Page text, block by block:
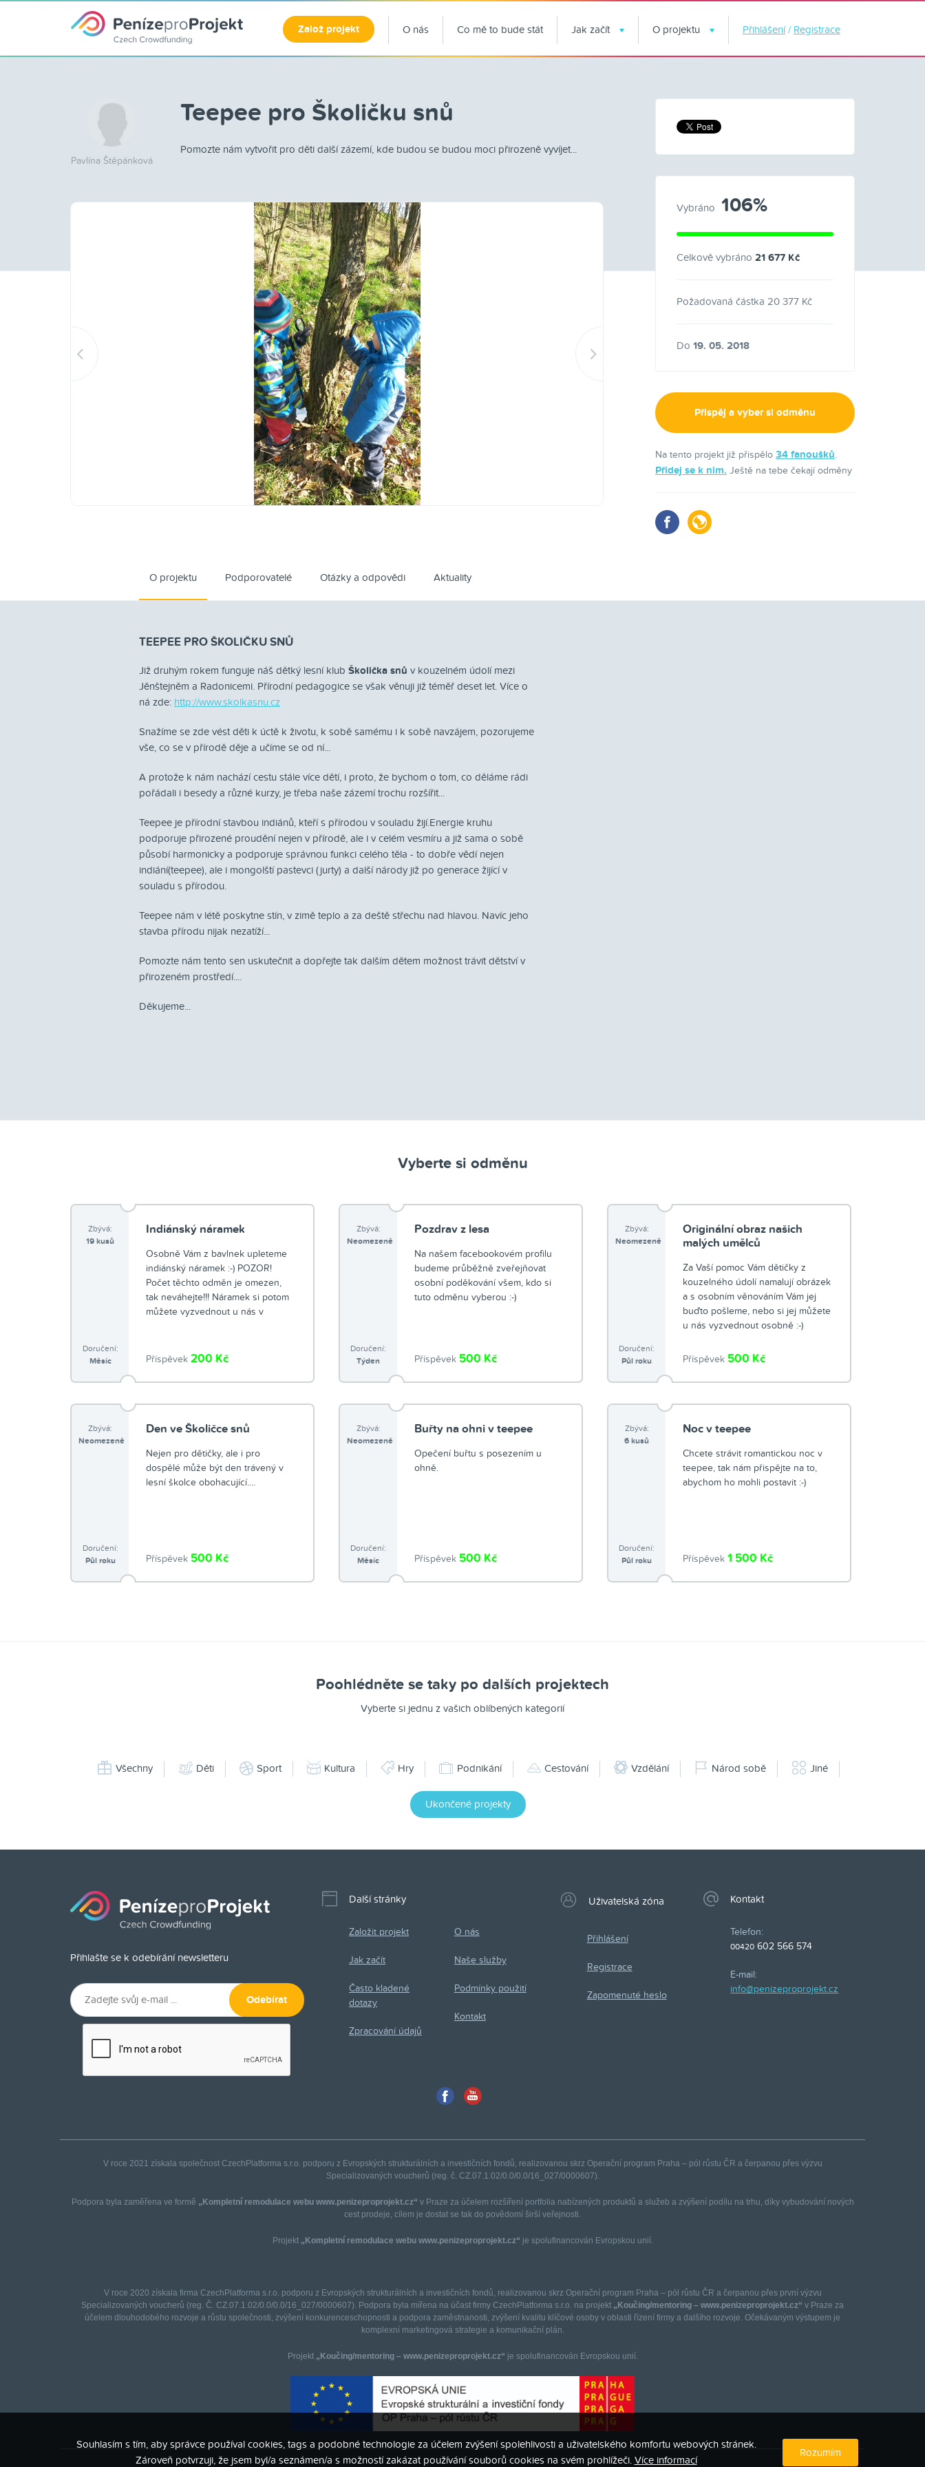
Založ projekt O nás Co mě to bude stát Jak začít O projektu Přihlášení/ Registrace
Pavlína Štěpánková
Teepee pro Školičku snů
Pomozte nám vytvořit pro děti další zázemí, kde budou se budou moci přirozeně vyvíjet...
Vybráno 106%
Celkově vybráno 21 677 Kč
Požadovaná částka 20 377 Kč
Do 19. 05. 2018
Přispěj a vyber si odměnu
Na tento projekt již přispělo 34 fanoušků.
Přidej se k nim. Ještě na tebe čekají odměny
O projektu Podporovatelé Otázky a odpovědi Aktuality
TEEPEE PRO ŠKOLIČKU SNŮ
Již druhým rokem funguje náš dětký lesní klub Školička snů v kouzelném údolí mezi
Jěnštejněm a Radonicemi. Přírodní pedagogice se však věnuji již téměř deset let. Více o
ná zde: http://www.skolkasnu.cz
Snažíme se zde vést děti k úctě k životu, k sobě samému i k sobě navzájem, pozorujeme
vše, co se v přírodě děje a učíme se od ní...
A protože k nám nachází cestu stále více dětí, i proto, že bychom o tom, co děláme rádi
pořádali i besedy a různé kurzy, je třeba naše zázemí trochu rozšířit...
Teepee je přírodní stavbou indiánů, kteří s přírodou v souladu žijí.Energie kruhu
podporuje přirozené proudění nejen v přírodě, ale i v celém vesmíru a již sama o sobě
působí harmonicky a podporuje správnou funkci celého těla - to dobře vědí nejen
indiání(teepee), ale i mongolští pastevci (jurty) a další národy již po generace žijící v
souladu s přírodou.
Teepee nám v létě poskytne stín, v zimě teplo a za deště střechu nad hlavou. Navíc jeho
stavba přírodu nijak nezatíží...
Pomozte nám tento sen uskutečnit a dopřejte tak dalším dětem možnost trávit dětství v
přirozeném prostředí....
Děkujeme...
Vyberte si odměnu
Zbývá:
19 kusů
Doručení:
Měsíc
Indiánský náramek
Osobně Vám z bavlnek upleteme
indiánský náramek :-) POZOR!
Počet těchto odměn je omezen,
tak neváhejte!!! Náramek si potom
můžete vyzvednout u nás v
Příspěvek 200 Kč
Zbývá:
Neomezeně
Doručení:
Týden
Pozdrav z lesa
Na našem facebookovém profilu
budeme průběžně zveřejňovat
osobní poděkování všem, kdo si
tuto odměnu vyberou :-)
Příspěvek 500 Kč
Zbývá:
Neomezeně
Doručení:
Půl roku
Originální obraz našich
malých umělců
Za Vaší pomoc Vám dětičky z
kouzelného údolí namalují obrázek
a s osobním věnováním Vám jej
buďto pošleme, nebo si jej můžete
u nás vyzvednout osobně :-)
Příspěvek 500 Kč
Zbývá:
Neomezeně
Doručení:
Půl roku
Den ve Školičce snů
Nejen pro dětičky, ale i pro
dospělé může být den trávený v
lesní školce obohacující....
Příspěvek 500 Kč
Zbývá:
Neomezeně
Doručení:
Měsíc
Buřty na ohni v teepee
Opečení buřtu s posezením u
ohně.
Příspěvek 500 Kč
Zbývá:
6 kusů
Doručení:
Půl roku
Noc v teepee
Chcete strávit romantickou noc v
teepee, tak nám přispějte na to,
abychom ho mohli postavit :-)
Příspěvek 1 500 Kč
Poohlédněte se taky po dalších projektech
Vyberte si jednu z vašich oblíbených kategorií
Všechny Děti Sport Kultura Hry Podnikání Cestování Vzdělání Národ sobě Jiné
Ukončené projekty
Další stránky
Založit projekt
Jak začít
Často kladené
dotazy
Zpracování údajů
O nás
Naše služby
Podmínky použití
Kontakt
Uživatelská zóna
Přihlášení
Registrace
Zapomenuté heslo
Kontakt
Telefon:
00420 602 566 574
E-mail:
info@penizeproprojekt.cz
Přihlašte se k odebírání newsletteru
Odebírat
V roce 2021 získala společnost CzechPlatforma s.r.o. podporu z Evropských strukturálních a investičních fondů, realizovanou skrz Operační program Praha – pól růstu ČR a čerpanou přes výzvu
Specializovaných voucherů (reg. č. CZ.07.1.02/0.0/0.0/16_027/0000607).
Podpora byla zaměřena ve formě „Kompletní remodulace webu www.penizeproprojekt.cz“ v Praze za účelem rozšíření portfolia nabízených produktů a služeb a zvýšení podílu na trhu, díky vybudování nových
cest prodeje, cílem je dostat se tak do povědomí širší veřejnosti.
Projekt „Kompletní remodulace webu www.penizeproprojekt.cz“ je spolufinancován Evropskou unií.
V roce 2020 získala firma CzechPlatforma s.r.o. podporu z Evropských strukturálních a investičních fondů, realizovanou skrz Operační program Praha – pól růstu ČR a čerpanou přes první výzvu
Specializovaných voucherů (reg. Č. CZ.07.1.02/0.0/0.0/16_027/0000607). Podpora byla mířena na účast firmy CzechPlatforma s.r.o. na projekt „Koučing/mentoring – www.penizeproprojekt.cz“ v Praze za
účelem dlouhodobého rozvoje a růstu společnosti, zvýšení konkurenceschopnosti a podpora zaměstnanosti, zvýšení kvalitu klíčové osoby v oblasti řízení firmy a dalšího rozvoje. Očekávaným výstupem je
komplexní marketingová strategie a komunikační plán.
Projekt „Koučing/mentoring – www.penizeproprojekt.cz“ je spolufinancován Evropskou unií.
Souhlasím s tím, aby správce používal cookies, tags a podobné technologie za účelem zvýšení spolehlivosti a uživatelského komfortu webových stránek.
Zároveň potvrzuji, že jsem byl/a seznámen/a s možností zakázat používání souborů cookies na svém prohlížeči. Více informací
Rozumím